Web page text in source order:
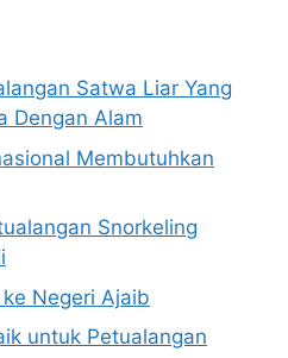
Satwa Liar Yang
Dengan Alam
Membutuhkan
Snorkeling
Negeri Ajaib
untuk Petualangan